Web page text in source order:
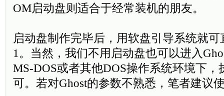
OM启动盘则适合于经常装机的朋友。
启动盘制作完毕后，用软盘引导系统就可
1。当然，我们不用启动盘也可以进入
MS-DOS或者其他DOS操作系统环境下，
可。若对Ghost的参数不熟悉，笔者建议